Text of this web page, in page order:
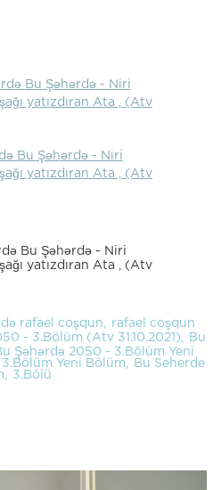
Bu Şəhərdə - Niri
yatızdıran Ata , (Atv
Bu Şəhərdə - Niri
yatızdıran Ata , (Atv
Bu Şəhərdə - Niri
yatızdıran Ata , (Atv
rafael coşqun
rafael coşqun
- 3.Bölüm (Atv 31.10.2021)
Bu
Şəhərdə 2050 - 3.Bölüm Yeni
Yeni Bölüm
Bu Seherde
3.Bölü